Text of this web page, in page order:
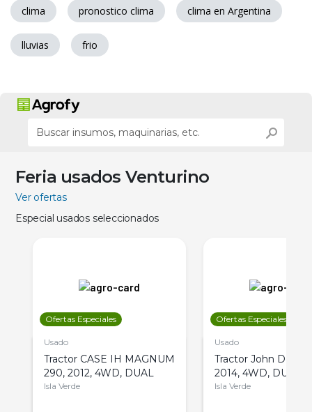
clima pronostico clima clima en Argentina
lluvias frio
Feria usados Venturino
Ver ofertas
Especial usados seleccionados
Ofertas Especiales
Usado
Tractor CASE IH MAGNUM
290, 2012, 4WD, DUAL
Isla Verde
Ofertas Especiales
Usado
Tractor John Deere
2014, 4WD, DUAL
Isla Verde